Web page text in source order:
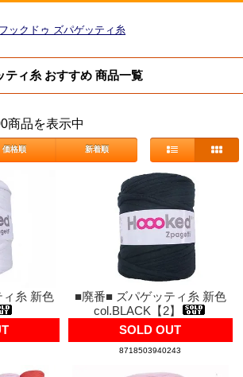
フックドゥ ズパゲッティ糸
ティ糸 おすすめ 商品一覧
商品を表示中
価格順 新着順
糸 新色
■廃番■ ズパゲッティ糸 新色
col.BLACK【2】
SOLD OUT
8718503940243